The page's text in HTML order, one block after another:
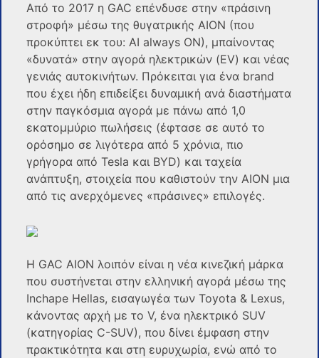
Από το 2017 η GAC επένδυσε στην «πράσινη
στροφή» μέσω της θυγατρικής AION (που
προκύπτει εκ του: AI always ON), μπαίνοντας
«δυνατά» στην αγορά ηλεκτρικών (EV) και νέας
γενιάς αυτοκινήτων. Πρόκειται για ένα brand
που έχει ήδη επιδείξει δυναμική ανά διαστήματα
στην παγκόσμια αγορά με πάνω από 1,0
εκατομμύριο πωλήσεις (έφτασε σε αυτό το
ορόσημο σε λιγότερα από 5 χρόνια, πιο
γρήγορα από Tesla και BYD) και ταχεία
ανάπτυξη, στοιχεία που καθιστούν την AION μια
από τις ανερχόμενες «πράσινες» επιλογές.
Η GAC AION λοιπόν είναι η νέα κινεζική μάρκα
που συστήνεται στην ελληνική αγορά μέσω της
Inchape Hellas, εισαγωγέα των Toyota & Lexus,
κάνοντας αρχή με το V, ένα ηλεκτρικό SUV
(κατηγορίας C-SUV), που δίνει έμφαση στην
πρακτικότητα και στη ευρυχωρία, ενώ από το